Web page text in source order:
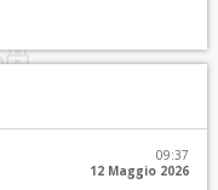
09:37
12 Maggio 2026